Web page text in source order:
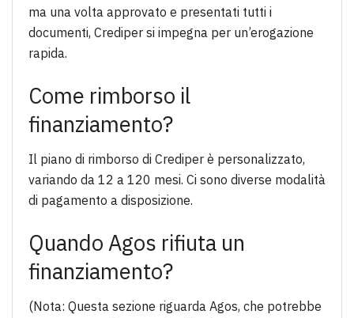
ma una volta approvato e presentati tutti i
documenti, Crediper si impegna per un’erogazione
rapida.
Come rimborso il
finanziamento?
Il piano di rimborso di Crediper è personalizzato,
variando da 12 a 120 mesi. Ci sono diverse modalità
di pagamento a disposizione.
Quando Agos rifiuta un
finanziamento?
(Nota: Questa sezione riguarda Agos, che potrebbe